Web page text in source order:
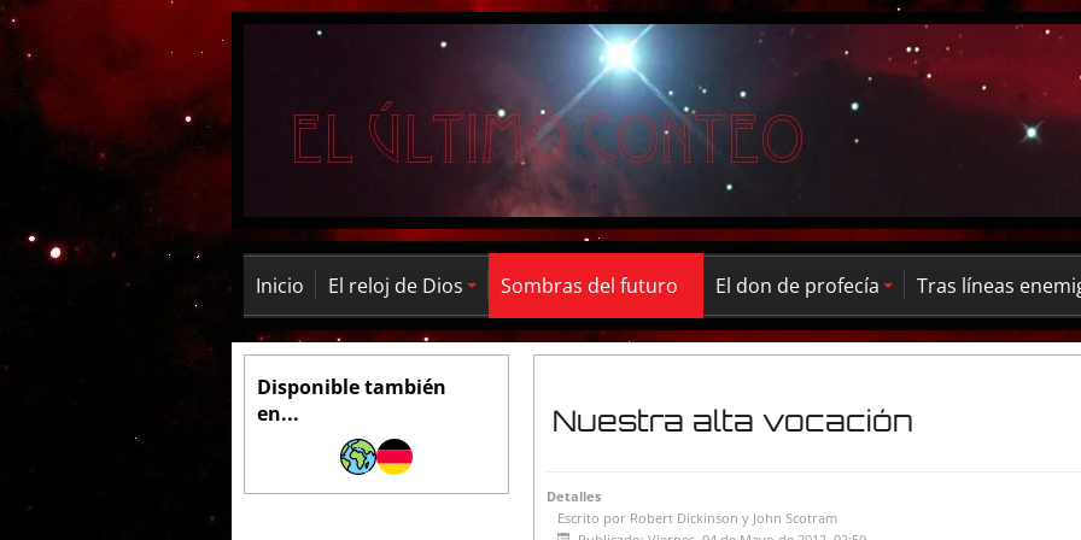
Inicio El reloj de Dios Sombras del futuro El don de profecía Tras líneas
Disponible también
en...
Nuestra alta vocación
Detalles
Escrito por Robert Dickinson y John Scotram